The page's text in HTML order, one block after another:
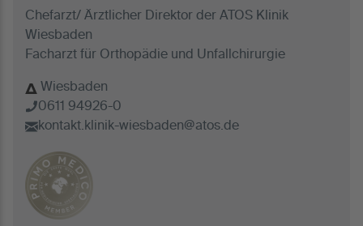
Chefarzt/ Ärztlicher Direktor der ATOS Klinik
Wiesbaden
Facharzt für Orthopädie und Unfallchirurgie
Wiesbaden
0611 94926-0
kontakt.klinik-wiesbaden@atos.de